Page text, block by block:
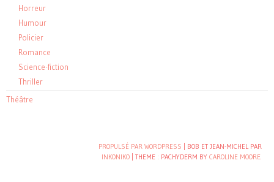
Horreur
Humour
Policier
Romance
Science-fiction
Thriller
Théâtre
PROPULSÉ PAR WORDPRESS
| BOB ET JEAN-MICHEL PAR
INKONIKO
THEME : PACHYDERM BY CAROLINE MOORE.